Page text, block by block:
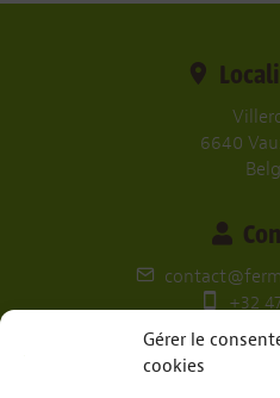
Gérer le
cookies
6640
+32